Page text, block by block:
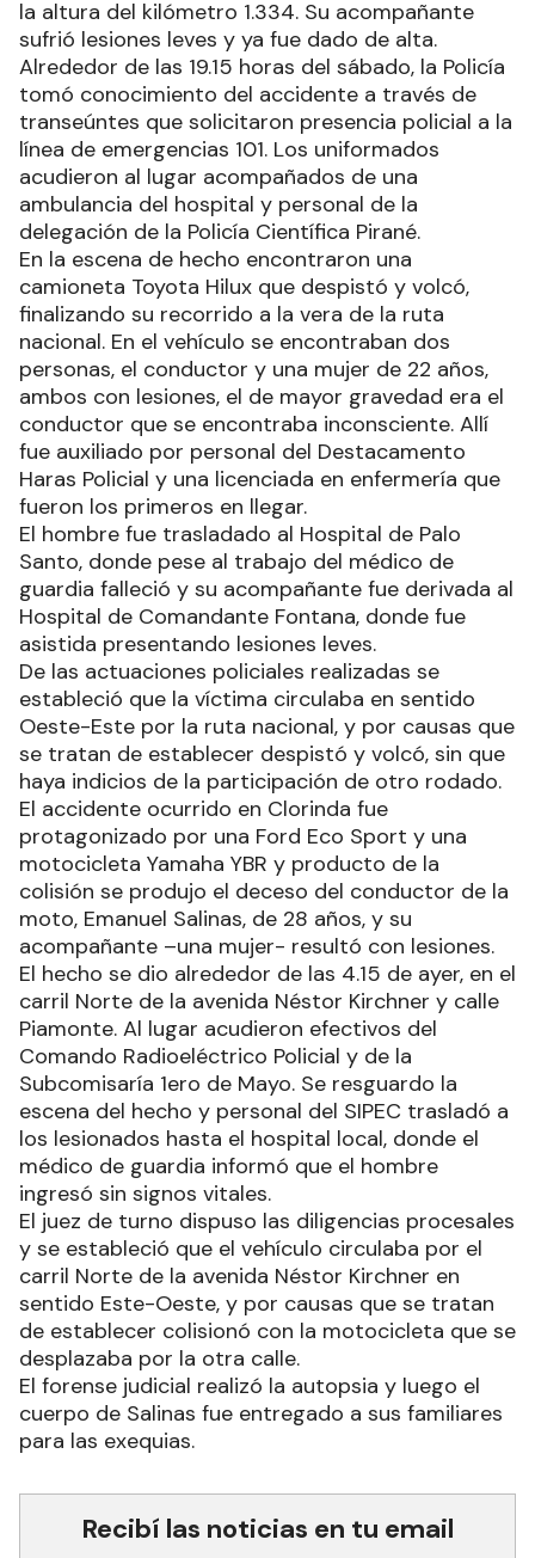
la altura del kilómetro 1.334. Su acompañante
sufrió lesiones leves y ya fue dado de alta.
Alrededor de las 19.15 horas del sábado, la Policía
tomó conocimiento del accidente a través de
transeúntes que solicitaron presencia policial a la
línea de emergencias 101. Los uniformados
acudieron al lugar acompañados de una
ambulancia del hospital y personal de la
delegación de la Policía Científica Pirané.
En la escena de hecho encontraron una
camioneta Toyota Hilux que despistó y volcó,
finalizando su recorrido a la vera de la ruta
nacional. En el vehículo se encontraban dos
personas, el conductor y una mujer de 22 años,
ambos con lesiones, el de mayor gravedad era el
conductor que se encontraba inconsciente. Allí
fue auxiliado por personal del Destacamento
Haras Policial y una licenciada en enfermería que
fueron los primeros en llegar.
El hombre fue trasladado al Hospital de Palo
Santo, donde pese al trabajo del médico de
guardia falleció y su acompañante fue derivada al
Hospital de Comandante Fontana, donde fue
asistida presentando lesiones leves.
De las actuaciones policiales realizadas se
estableció que la víctima circulaba en sentido
Oeste-Este por la ruta nacional, y por causas que
se tratan de establecer despistó y volcó, sin que
haya indicios de la participación de otro rodado.
El accidente ocurrido en Clorinda fue
protagonizado por una Ford Eco Sport y una
motocicleta Yamaha YBR y producto de la
colisión se produjo el deceso del conductor de la
moto, Emanuel Salinas, de 28 años, y su
acompañante –una mujer- resultó con lesiones.
El hecho se dio alrededor de las 4.15 de ayer, en el
carril Norte de la avenida Néstor Kirchner y calle
Piamonte. Al lugar acudieron efectivos del
Comando Radioeléctrico Policial y de la
Subcomisaría 1ero de Mayo. Se resguardo la
escena del hecho y personal del SIPEC trasladó a
los lesionados hasta el hospital local, donde el
médico de guardia informó que el hombre
ingresó sin signos vitales.
El juez de turno dispuso las diligencias procesales
y se estableció que el vehículo circulaba por el
carril Norte de la avenida Néstor Kirchner en
sentido Este-Oeste, y por causas que se tratan
de establecer colisionó con la motocicleta que se
desplazaba por la otra calle.
El forense judicial realizó la autopsia y luego el
cuerpo de Salinas fue entregado a sus familiares
para las exequias.
Recibí las noticias en tu email